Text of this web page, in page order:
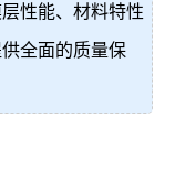
性能、材料特性
全面的质量保